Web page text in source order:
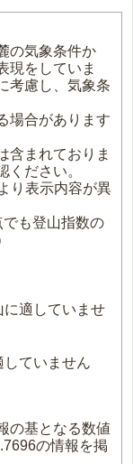
の気象条件か
現をしていま
考慮し、気象条
場合があります
含まれておりま
ください。
り表示内容が異
も登山指数の
に適していませ
していません
の基となる数値
の情報を掲